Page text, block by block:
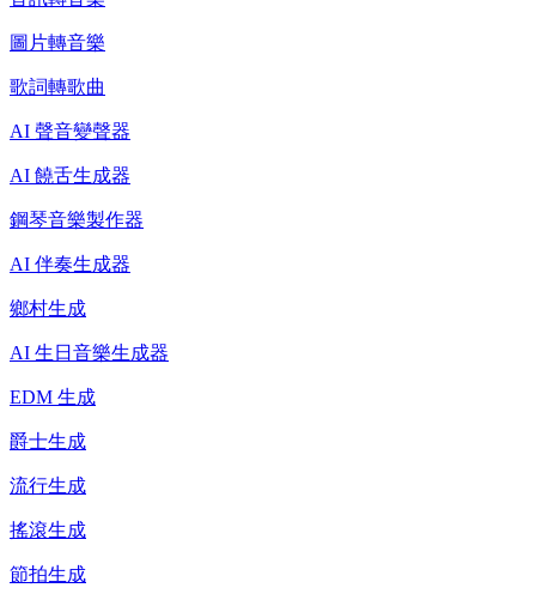
圖片轉音樂
歌詞轉歌曲
AI 聲音變聲器
AI 饒舌生成器
鋼琴音樂製作器
AI 伴奏生成器
鄉村生成
AI 生日音樂生成器
EDM 生成
爵士生成
流行生成
搖滾生成
節拍生成